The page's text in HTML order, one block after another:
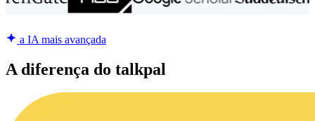
a IA mais avançada
A diferença do talkpal